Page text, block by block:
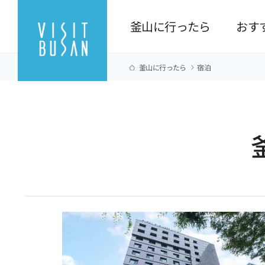
釜山に行ったら おす
釜山に行ったら 宿泊